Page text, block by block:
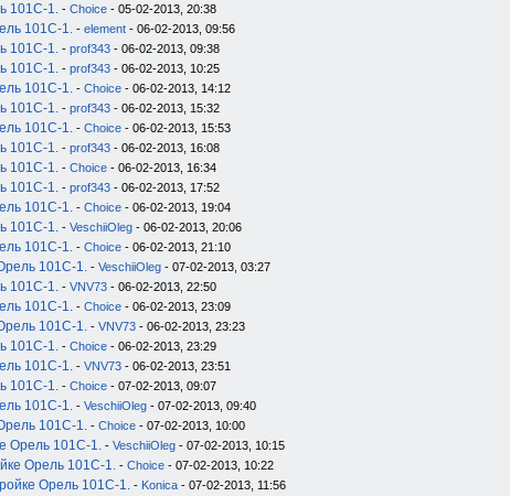
101С-1. - Choice - 05-02-2013, 20:38
101С-1. - element - 06-02-2013, 09:56
101С-1. - prof343 - 06-02-2013, 09:38
101С-1. - prof343 - 06-02-2013, 10:25
101С-1. - Choice - 06-02-2013, 14:12
101С-1. - prof343 - 06-02-2013, 15:32
101С-1. - Choice - 06-02-2013, 15:53
101С-1. - prof343 - 06-02-2013, 16:08
101С-1. - Choice - 06-02-2013, 16:34
101С-1. - prof343 - 06-02-2013, 17:52
101С-1. - Choice - 06-02-2013, 19:04
101С-1. - VeschiiOleg - 06-02-2013, 20:06
101С-1. - Choice - 06-02-2013, 21:10
101С-1. - VeschiiOleg - 07-02-2013, 03:27
101С-1. - VNV73 - 06-02-2013, 22:50
101С-1. - Choice - 06-02-2013, 23:09
101С-1. - VNV73 - 06-02-2013, 23:23
101С-1. - Choice - 06-02-2013, 23:29
101С-1. - VNV73 - 06-02-2013, 23:51
101С-1. - Choice - 07-02-2013, 09:07
101С-1. - VeschiiOleg - 07-02-2013, 09:40
101С-1. - Choice - 07-02-2013, 10:00
Орель 101С-1. - VeschiiOleg - 07-02-2013, 10:15
Орель 101С-1. - Choice - 07-02-2013, 10:22
Орель 101С-1. - Konica - 07-02-2013, 11:56